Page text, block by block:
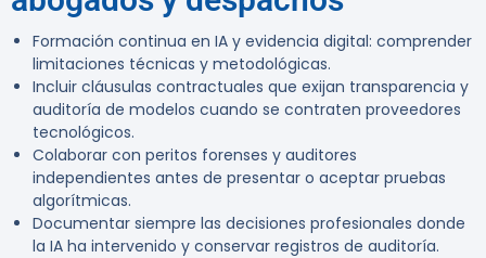
Formación continua en IA y evidencia digital: comprender
limitaciones técnicas y metodológicas.
Incluir cláusulas contractuales que exijan transparencia y
auditoría de modelos cuando se contraten proveedores
tecnológicos.
Colaborar con peritos forenses y auditores
independientes antes de presentar o aceptar pruebas
algorítmicas.
Documentar siempre las decisiones profesionales donde
la IA ha intervenido y conservar registros de auditoría.